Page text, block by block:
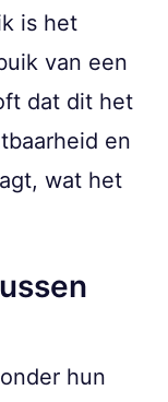
is het
van een
dat dit het
en
wat het
hun